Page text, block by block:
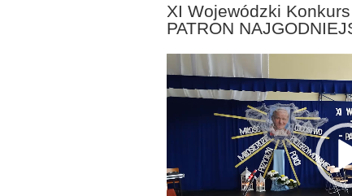
XI Wojewódzki
PATRON
Odtwarzacz
video